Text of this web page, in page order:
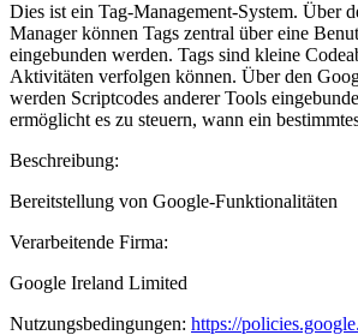
Dies ist ein Tag-Management-System. Über
Manager können Tags zentral über eine
eingebunden werden. Tags sind kleine
Aktivitäten verfolgen können. Über den
werden Scriptcodes anderer Tools
ermöglicht es zu steuern, wann ein
Beschreibung:
Bereitstellung von Google-Funktionalitäten
Verarbeitende Firma:
Google Ireland Limited
Nutzungsbedingungen: https://